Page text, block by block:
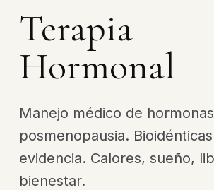
Terapia
Hormonal
Manejo médico de
posmenopausia.
evidencia. Calores, sueño,
bienestar.